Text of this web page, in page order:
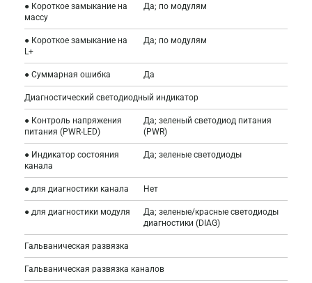
● Короткое замыкание на
массу
Да; по модулям
● Короткое замыкание на
L+
Да; по модулям
● Суммарная ошибка Да
Диагностический светодиодный индикатор
● Контроль напряжения
питания (PWR-LED)
Да; зеленый светодиод питания
(PWR)
● Индикатор состояния
канала
Да; зеленые светодиоды
● для диагностики канала Нет
● для диагностики модуля
Да; зеленые/красные светодиоды
диагностики (DIAG)
Гальваническая развязка
Гальваническая развязка каналов